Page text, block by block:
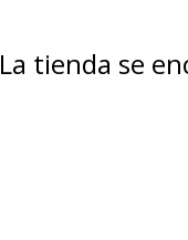
La tienda se